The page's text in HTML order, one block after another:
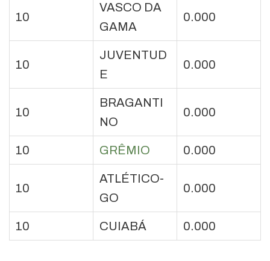
10
VASCO DA
GAMA
0.000
10
JUVENTUD
E
0.000
10
BRAGANTI
NO
0.000
10 GRÊMIO 0.000
10
ATLÉTICO-
GO
0.000
10 CUIABÁ 0.000